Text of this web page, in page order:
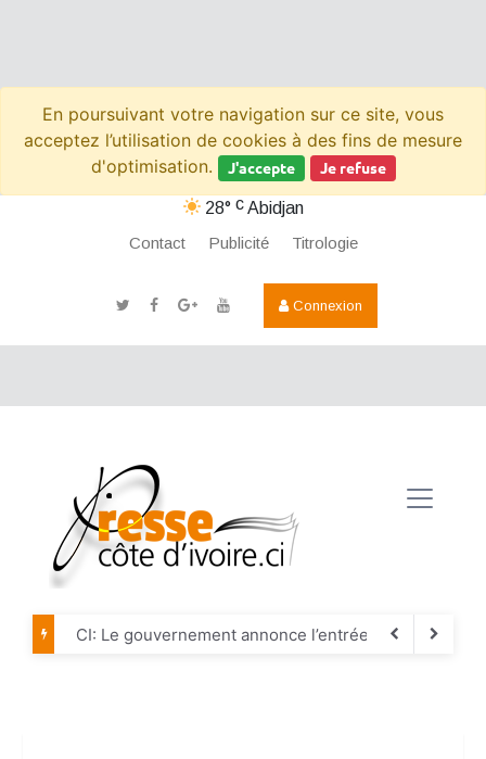
En poursuivant votre navigation sur ce site, vous
acceptez l’utilisation de cookies à des fins de mesure
d'optimisation.
J'accepte Je refuse
28° c Abidjan
Contact
Publicité Titrologie
Connexion
CI: Le gouvernement annonce l’entrée en vigueur